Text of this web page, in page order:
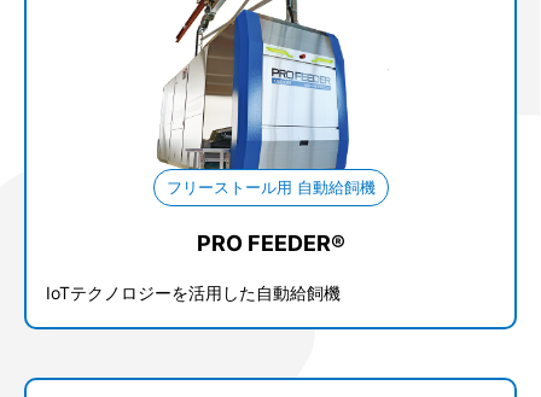
フリーストール用 自動給飼機
PRO FEEDER®
IoTテクノロジーを活用した自動給飼機